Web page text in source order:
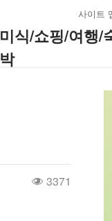
사이트
미식/쇼핑/여행/
박
3371